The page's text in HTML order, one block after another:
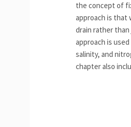
the concept of
approach is that
drain rather
approach is
salinity, and
chapter also